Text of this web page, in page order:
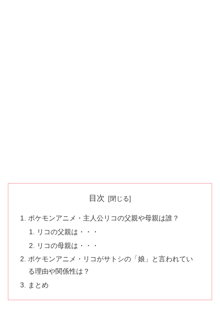
目次
ポケモンアニメ・主人公リコの父親や母親は誰？
リコの父親は・・・
リコの母親は・・・
ポケモンアニメ・リコがサトシの「娘」と言われてい
る理由や関係性は？
まとめ